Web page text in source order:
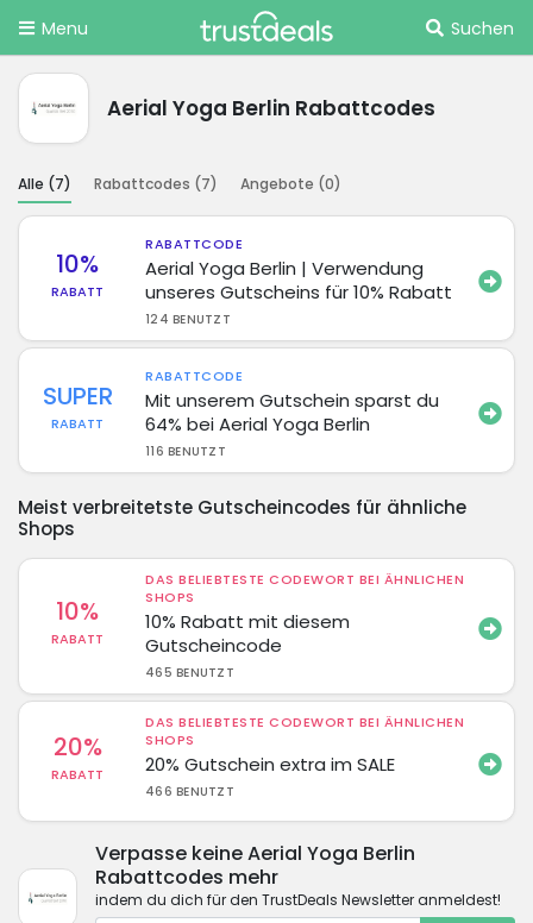
Menu Suchen
Aerial Yoga Berlin Rabattcodes
Alle (7) Rabattcodes (7) Angebote (0)
10%
RABATT
RABATTCODE
Aerial Yoga Berlin | Verwendung
unseres Gutscheins für 10% Rabatt
124 BENUTZT
SUPER
RABATT
RABATTCODE
Mit unserem Gutschein sparst du
64% bei Aerial Yoga Berlin
116 BENUTZT
Meist verbreitetste Gutscheincodes für ähnliche
Shops
10%
RABATT
DAS BELIEBTESTE CODEWORT BEI ÄHNLICHEN
SHOPS
10% Rabatt mit diesem
Gutscheincode
465 BENUTZT
20%
RABATT
DAS BELIEBTESTE CODEWORT BEI ÄHNLICHEN
SHOPS
20% Gutschein extra im SALE
466 BENUTZT
Verpasse keine Aerial Yoga Berlin
Rabattcodes mehr
indem du dich für den TrustDeals Newsletter anmeldest!